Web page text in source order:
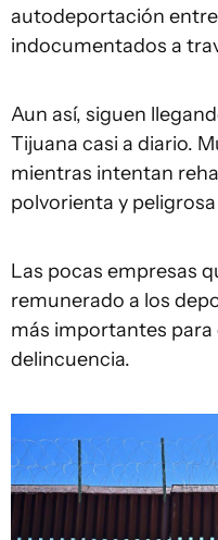
autodeportación
indocumentados a
Aun así, siguen
Tijuana casi a diario.
mientras intentan
polvorienta y
Las pocas empresas
remunerado a los
más importantes para
delincuencia.